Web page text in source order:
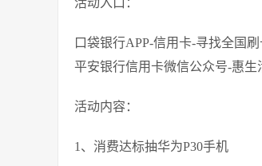
活动入口：
口袋银行APP-信用卡-寻找全国刷
平安银行信用卡微信公众号-惠生
活动内容：
1、消费达标抽华为P30手机